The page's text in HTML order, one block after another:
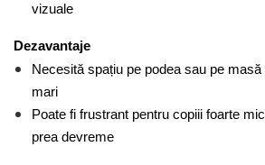
vizuale
Dezavantaje
Necesită spațiu pe podea sau pe
mari
Poate fi frustrant pentru copiii foarte
prea devreme